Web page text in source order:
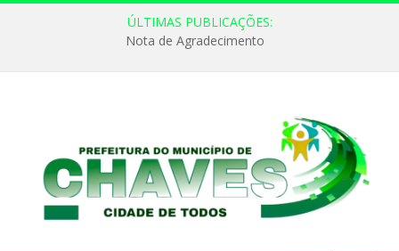
ÚLTIMAS PUBLICAÇÕES:
Nota de Agradecimento